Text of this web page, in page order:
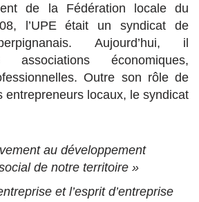
de la Fédération locale du
l’UPE était un syndicat de
Aujourd’hui, il
associations économiques,
Outre son rôle de
entrepreneurs locaux, le syndicat
au développement
de notre territoire »
et l’esprit d’entreprise